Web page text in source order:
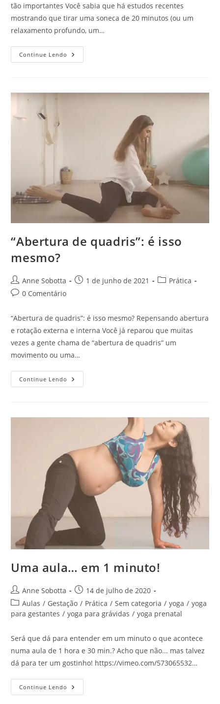
tão importantes Você sabia que há estudos recentes
mostrando que tirar uma soneca de 20 minutos (ou um
relaxamento profundo, um…
Continue Lendo
“Abertura de quadris”: é isso
mesmo?
Anne Sobotta 1 de junho de 2021
Prática
0 Comentário
“Abertura de quadris”: é isso mesmo? Repensando abertura
e rotação externa e interna Você já reparou que muitas
vezes a gente chama de “abertura de quadris” um
movimento ou uma…
Continue Lendo
Uma aula… em 1 minuto!
Anne Sobotta
14 de julho de 2020
Aulas / Gestação / Prática / Sem categoria / yoga / yoga
para gestantes / yoga para grávidas / yoga prenatal
Será que dá para entender em um minuto o que acontece
numa aula de 1 hora e 30 min.? Acho que não... mas talvez
dá para ter um gostinho! https://vimeo.com/573065532…
Continue Lendo